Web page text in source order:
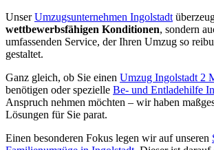
UnserUmzugsunternehmen Ingolstadt
wettbewerbsfähigen Konditionen, sondern
umfassenden Service, der Ihren Umzug so
gestaltet.
Ganz gleich, ob Sie einen Umzug Ingolstadt 2
benötigen oder spezielle Be- und Entladehilfe
Anspruch nehmen möchten – wir haben
Lösungen für Sie parat.
Einen besonderen Fokus legen wir auf unseren